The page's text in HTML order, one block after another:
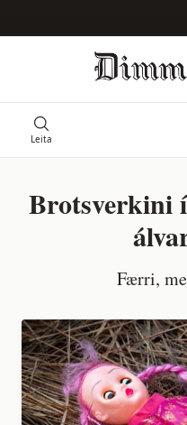
Leita
Brotsverkini
Færri,